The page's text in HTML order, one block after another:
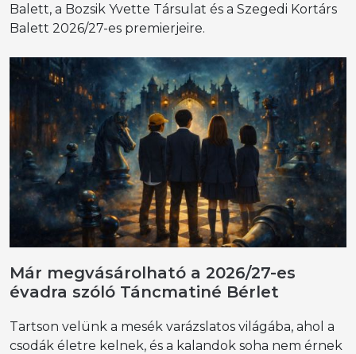
Balett, a Bozsik Yvette Társulat és a Szegedi Kortárs
Balett 2026/27-es premierjeire.
Már megvásárolható a 2026/27-es
évadra szóló Táncmatiné Bérlet
Tartson velünk a mesék varázslatos világába, ahol a
csodák életre kelnek, és a kalandok soha nem érnek